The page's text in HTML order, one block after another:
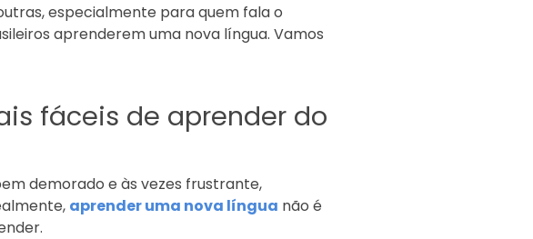
especialmente para quem fala o
aprenderem uma nova língua. Vamos
fáceis de aprender do
demorado e às vezes frustrante,
aprender uma nova língua não é